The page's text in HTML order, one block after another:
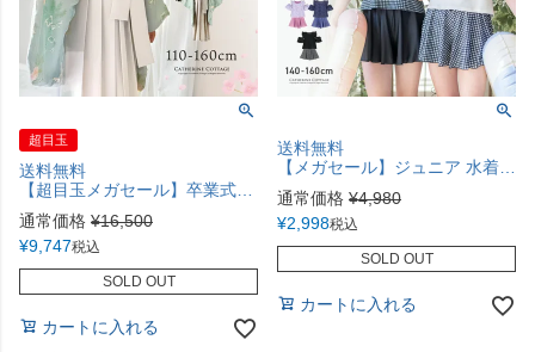
超目玉
送料無料
【超目玉メガセール】卒業式袴 花柄刺繍チュールレース袴セット 和装 おしゃれ 女の子 卒園式 TAK
通常価格 ¥16,500
¥9,747税込
SOLD OUT
カートに入れる
送料無料
【メガセール】ジュニア 水着 女の子 肩あきフリル セパレートスイムウェア キッズ モノトーン ブラック 黒 白 子供 女子 TAK
通常価格 ¥4,980
¥2,998税込
SOLD OUT
カートに入れる